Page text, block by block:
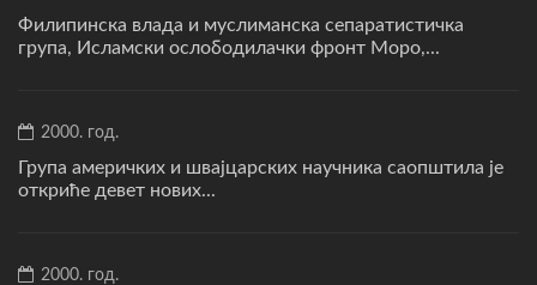
Филипинска влада и муслиманска сепаратистичка
група, Исламски ослободилачки фронт Моро,...
2000. год.
Група америчких и швајцарских научника саопштила је
откриће девет нових...
2000. год.